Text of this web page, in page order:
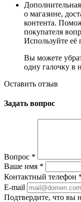
о магазине,
контента.
покупателя
Используйте
Вы можете
одну галочку в
Оставить отзыв
Задать вопрос
Вопрос *
Ваше имя *
Контактный телефон
E-mail
Подтвердите, что вы